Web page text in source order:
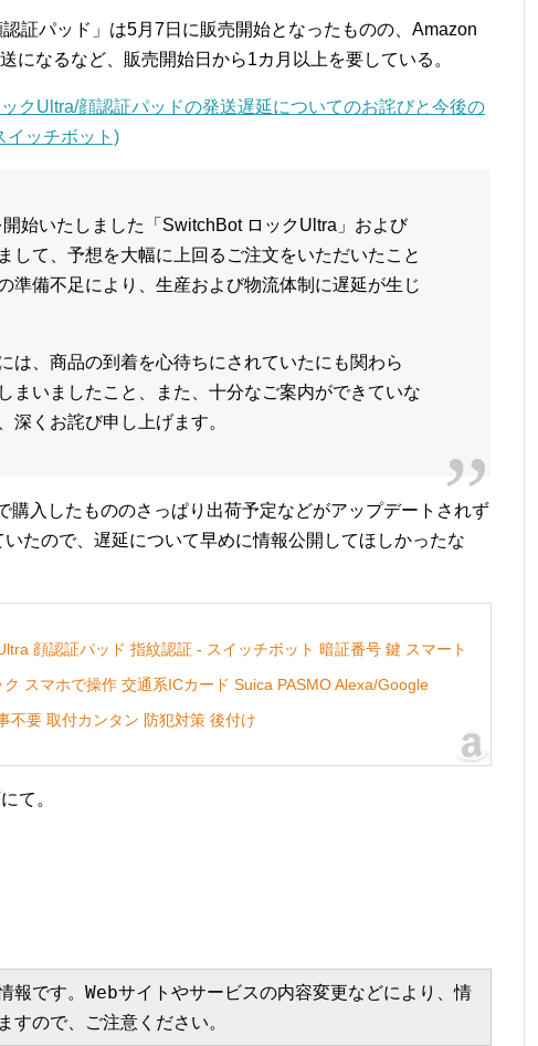
証パッド」は5月7日に販売開始となったものの、Amazon
になるなど、販売開始日から1カ月以上を要している。
クUltra/顔認証パッドの発送遅延についてのお詫びと今後の
イッチボット)
始いたしました「SwitchBot ロックUltra」および
して、予想を大幅に上回るご注文をいただいたこと
準備不足により、生産および物流体制に遅延が生じ
は、商品の到着を心待ちにされていたにも関わら
まいましたこと、また、十分なご案内ができていな
深くお詫び申し上げます。
購入したもののさっぱり出荷予定などがアップデートされず
いたので、遅延について早めに情報公開してほしかったな
顔認証パッド 指紋認証 - スイッチボット 暗証番号 鍵 スマート
スマホで操作 交通系ICカード Suica PASMO Alexa/Google
不要 取付カンタン 防犯対策 後付け
て。
報です。Webサイトやサービスの内容変更などにより、情
すので、ご注意ください。